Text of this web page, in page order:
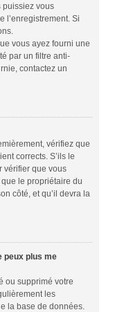
puissiez vous
l’enregistrement. Si
vous ayez fourni une
par un filtre anti-
contactez un
vérifiez que
corrects. S’ils le
vérifier que vous
le propriétaire du
côté, et qu’il devra la
peux plus me
ou supprimé votre
les
la base de données.